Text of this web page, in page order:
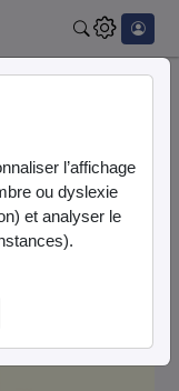
Sanders
l’affichage
ou dyslexie
et analyser le